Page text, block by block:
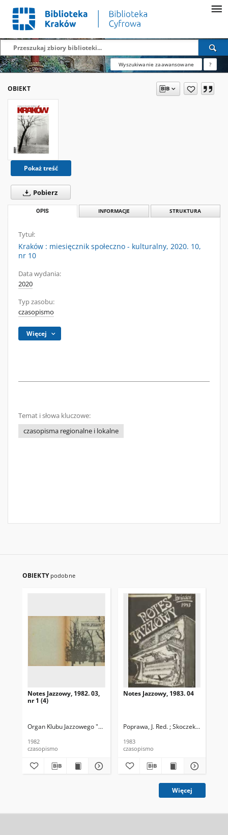
Wyszukiwanie zaawansowane ?
OBIEKT
Pokaż treść
Pobierz
OPIS INFORMACJE STRUKTURA
Tytuł:
Kraków : miesięcznik społeczno - kulturalny, 2020. 10,
nr 10
Data wydania:
2020
Typ zasobu:
czasopismo
Więcej
Temat i słowa kluczowe:
czasopisma regionalne i lokalne
OBIEKTY podobne
Notes Jazzowy, 1982. 03,
nr 1 (4)
Organ Klubu Jazzowego "Rotunda" Skoczek, T. Red.
1982
czasopismo
Notes Jazzowy, 1983. 04
Poprawa, J. Red. ; Skoczek T. Red.
1983
czasopismo
Więcej